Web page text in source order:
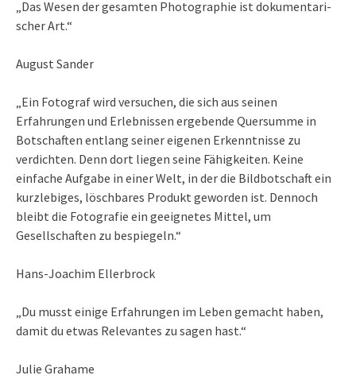
„Das We­sen der ge­sam­ten Pho­to­gra­phie ist do­ku­men­ta­ri­
scher Art.“
August Sander
„Ein Fotograf wird versuchen, die sich aus seinen
Erfahrungen und Erlebnissen ergebende Quersumme in
Botschaften entlang seiner eigenen Erkenntnisse zu
verdichten. Denn dort liegen seine Fähigkeiten. Keine
einfache Aufgabe in einer Welt, in der die Bildbotschaft ein
kurzlebiges, löschbares Produkt geworden ist. Dennoch
bleibt die Fotografie ein geeignetes Mittel, um
Gesellschaften zu bespiegeln.“
Hans-Joachim Ellerbrock
„Du musst einige Erfahrungen im Leben gemacht haben,
damit du etwas Relevantes zu sagen hast.“
Julie Grahame